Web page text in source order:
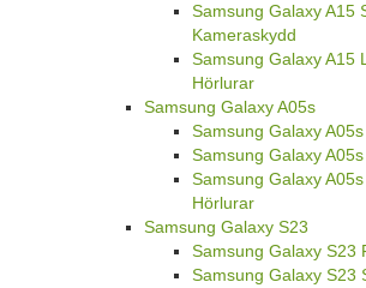
Samsung Galaxy A15
Kameraskydd
Samsung Galaxy A15
Hörlurar
Samsung Galaxy A05s
Samsung Galaxy
Samsung Galaxy
Samsung Galaxy
Hörlurar
Samsung Galaxy S23
Samsung Galaxy S23
Samsung Galaxy S23